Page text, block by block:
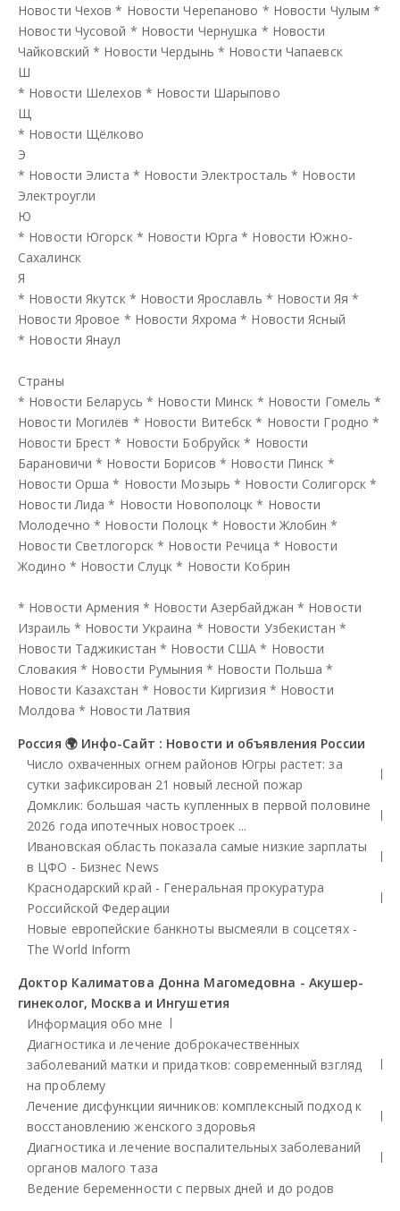
Новости Чехов * Новости Черепаново * Новости Чулым *
Новости Чусовой * Новости Чернушка * Новости
Чайковский * Новости Чердынь * Новости Чапаевск
Ш
* Новости Шелехов * Новости Шарыпово
Щ
* Новости Щёлково
Э
* Новости Элиста * Новости Электросталь * Новости
Электроугли
Ю
* Новости Югорск * Новости Юрга * Новости Южно-
Сахалинск
Я
* Новости Якутск * Новости Ярославль * Новости Яя *
Новости Яровое * Новости Яхрома * Новости Ясный
* Новости Янаул
Страны
* Новости Беларусь * Новости Минск * Новости Гомель *
Новости Могилёв * Новости Витебск * Новости Гродно *
Новости Брест * Новости Бобруйск * Новости
Барановичи * Новости Борисов * Новости Пинск *
Новости Орша * Новости Мозырь * Новости Солигорск *
Новости Лида * Новости Новополоцк * Новости
Молодечно * Новости Полоцк * Новости Жлобин *
Новости Светлогорск * Новости Речица * Новости
Жодино * Новости Слуцк * Новости Кобрин
* Новости Армения * Новости Азербайджан * Новости
Израиль * Новости Украина * Новости Узбекистан *
Новости Таджикистан * Новости США * Новости
Словакия * Новости Румыния * Новости Польша *
Новости Казахстан * Новости Киргизия * Новости
Молдова * Новости Латвия
Россия 🌍 Инфо-Сайт : Новости и объявления России
Число охваченных огнем районов Югры растет: за
сутки зафиксирован 21 новый лесной пожар
Домклик: большая часть купленных в первой половине
2026 года ипотечных новостроек ...
Ивановская область показала самые низкие зарплаты
в ЦФО - Бизнес News
Краснодарский край - Генеральная прокуратура
Российской Федерации
Новые европейские банкноты высмеяли в соцсетях -
The World Inform
Доктор Калиматова Донна Магомедовна - Акушер-
гинеколог, Москва и Ингушетия
Информация обо мне
Диагностика и лечение доброкачественных
заболеваний матки и придатков: современный взгляд
на проблему
Лечение дисфункции яичников: комплексный подход к
восстановлению женского здоровья
Диагностика и лечение воспалительных заболеваний
органов малого таза
Ведение беременности с первых дней и до родов